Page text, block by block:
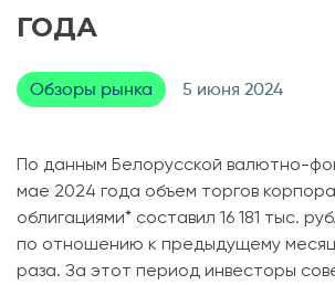
ГОДА
Обзоры рынка 5 июня 2024
По данным Белорусской валютно-
мае 2024 года объем торгов
облигациями* составил 16 181 тыс.
по отношению к предыдущему
раза. За этот период инвесторы